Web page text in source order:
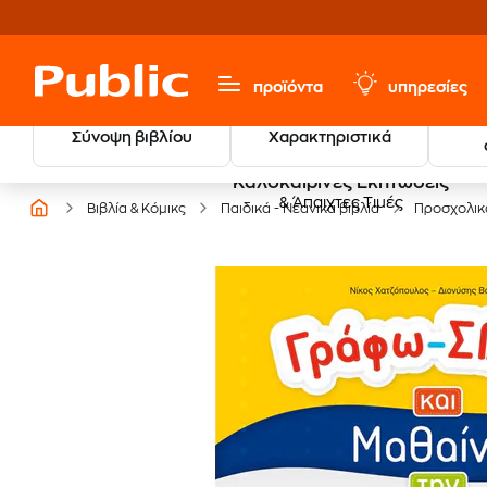
προϊόντα υπηρεσίες
Σύνοψη βιβλίου Χαρακτηριστικά
Καλοκαιρινές Εκπτώσεις
& Άπαιχτες Τιμές
Βιβλία & Κόμικς Παιδικά - Νεανικά βιβλία